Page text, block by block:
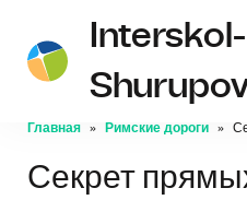
Interskol-
Главная Римские дороги
Секрет